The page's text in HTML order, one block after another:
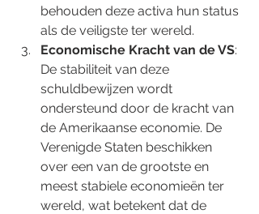
behouden deze activa hun status
als de veiligste ter wereld.
Economische Kracht van de VS:
De stabiliteit van deze
schuldbewijzen wordt
ondersteund door de kracht van
de Amerikaanse economie. De
Verenigde Staten beschikken
over een van de grootste en
meest stabiele economieën ter
wereld, wat betekent dat de